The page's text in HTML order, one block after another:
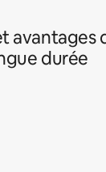
avantages
durée